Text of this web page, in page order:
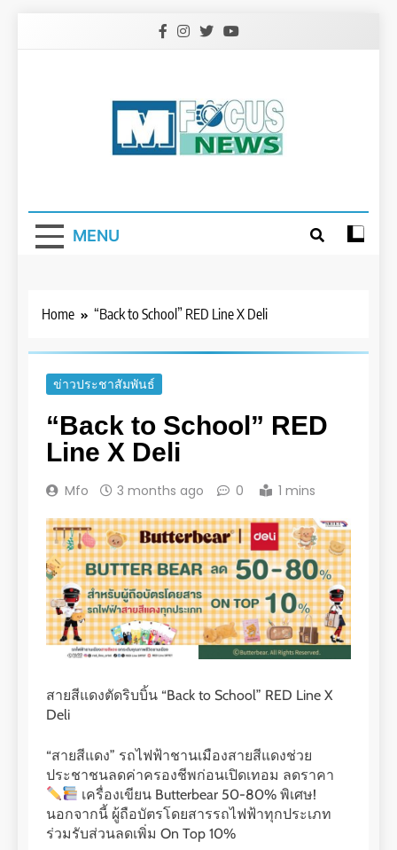
MENU
Home “Back to School” RED Line X Deli
ข่าวประชาสัมพันธ์
“Back to School” RED
Line X Deli
Mfo 3 months ago 0 1 mins
สายสีแดงตัดริบบิ้น “Back to School” RED Line X
Deli
“สายสีแดง” รถไฟฟ้าชานเมืองสายสีแดงช่วย
ประชาชนลดค่าครองชีพก่อนเปิดเทอม ลดราคา
เครื่องเขียน Butterbear 50-80% พิเศษ!
นอกจากนี้ ผู้ถือบัตรโดยสารรถไฟฟ้าทุกประเภท
ร่วมรับส่วนลดเพิ่ม On Top 10%